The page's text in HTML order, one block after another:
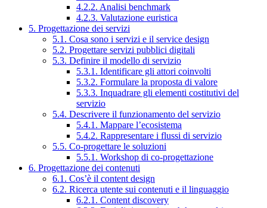
4.2.2. Analisi benchmark
4.2.3. Valutazione euristica
5. Progettazione dei servizi
5.1. Cosa sono i servizi e il service design
5.2. Progettare servizi pubblici digitali
5.3. Definire il modello di servizio
5.3.1. Identificare gli attori coinvolti
5.3.2. Formulare la proposta di valore
5.3.3. Inquadrare gli elementi costitutivi del
servizio
5.4. Descrivere il funzionamento del servizio
5.4.1. Mappare l’ecosistema
5.4.2. Rappresentare i flussi di servizio
5.5. Co-progettare le soluzioni
5.5.1. Workshop di co-progettazione
6. Progettazione dei contenuti
6.1. Cos’è il content design
6.2. Ricerca utente sui contenuti e il linguaggio
6.2.1. Content discovery